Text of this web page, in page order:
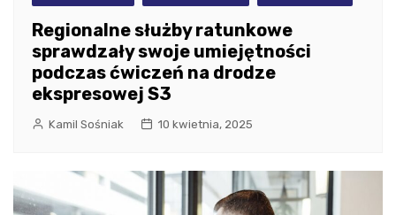
Regionalne służby ratunkowe
sprawdzały swoje umiejętności
podczas ćwiczeń na drodze
ekspresowej S3
Kamil Sośniak 10 kwietnia, 2025